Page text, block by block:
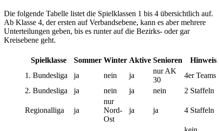
Die folgende Tabelle listet die Spielklassen 1 bis 4 übersichtlich auf.
Ab Klasse 4, der ersten auf Verbandsebene, kann es aber mehrere
Unterteilungen geben, bis es runter auf die Bezirks- oder gar
Kreisebene geht.
Spielklasse Sommer Winter Aktive Senioren
Hinweis
1. Bundesliga
ja nein ja
nur AK
30
4er Teams
2. Bundesliga
ja nein ja nein 2 Staffeln
Regionalliga ja
nur
Nord-
Ost
ja ja 4 Staffeln